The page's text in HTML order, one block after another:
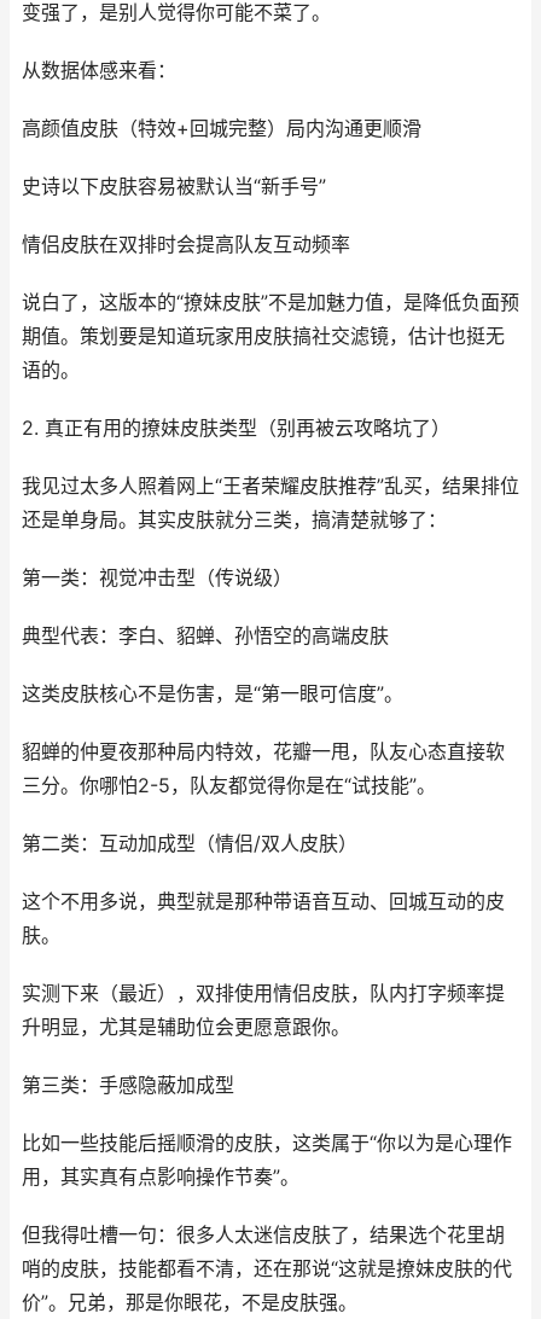
变强了，是别人觉得你可能不菜了。
从数据体感来看：
高颜值皮肤（特效+回城完整）局内沟通更顺滑
史诗以下皮肤容易被默认当“新手号”
情侣皮肤在双排时会提高队友互动频率
说白了，这版本的“撩妹皮肤”不是加魅力值，是降低负面预
期值。策划要是知道玩家用皮肤搞社交滤镜，估计也挺无
语的。
2. 真正有用的撩妹皮肤类型（别再被云攻略坑了）
我见过太多人照着网上“王者荣耀皮肤推荐”乱买，结果排位
还是单身局。其实皮肤就分三类，搞清楚就够了：
第一类：视觉冲击型（传说级）
典型代表：李白、貂蝉、孙悟空的高端皮肤
这类皮肤核心不是伤害，是“第一眼可信度”。
貂蝉的仲夏夜那种局内特效，花瓣一甩，队友心态直接软
三分。你哪怕2-5，队友都觉得你是在“试技能”。
第二类：互动加成型（情侣/双人皮肤）
这个不用多说，典型就是那种带语音互动、回城互动的皮
肤。
实测下来（最近），双排使用情侣皮肤，队内打字频率提
升明显，尤其是辅助位会更愿意跟你。
第三类：手感隐蔽加成型
比如一些技能后摇顺滑的皮肤，这类属于“你以为是心理作
用，其实真有点影响操作节奏”。
但我得吐槽一句：很多人太迷信皮肤了，结果选个花里胡
哨的皮肤，技能都看不清，还在那说“这就是撩妹皮肤的代
价”。兄弟，那是你眼花，不是皮肤强。